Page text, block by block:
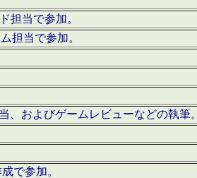
担当で参加。
担当で参加。
、およびゲームレビューなどの執筆。
で参加。